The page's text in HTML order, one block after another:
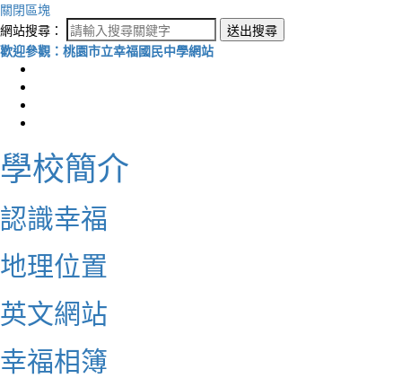
關閉區塊
網站搜尋：
送出搜尋
歡迎參觀：桃園市立幸福國民中學網站
學校簡介
認識幸福
地理位置
英文網站
幸福相簿